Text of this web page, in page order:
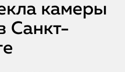
камеры
Санкт-